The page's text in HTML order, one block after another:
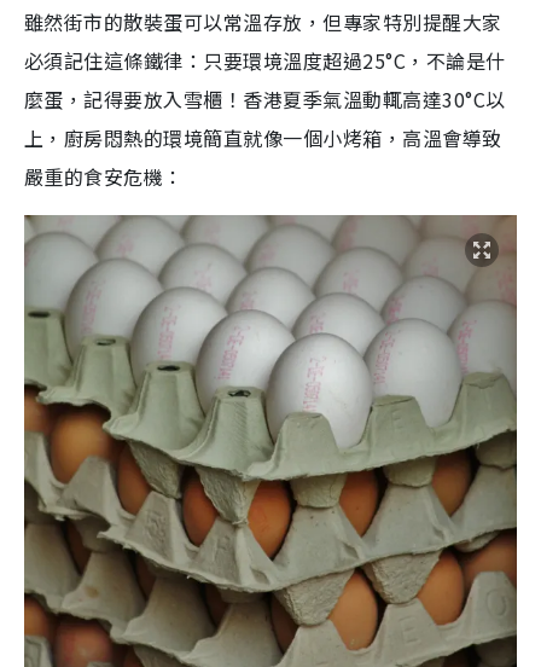
雖然街市的散裝蛋可以常溫存放，但專家特別提醒大家
必須記住這條鐵律：只要環境溫度超過25°C，不論是什
麼蛋，記得要放入雪櫃！香港夏季氣溫動輒高達30°C以
上，廚房悶熱的環境簡直就像一個小烤箱，高溫會導致
嚴重的食安危機：